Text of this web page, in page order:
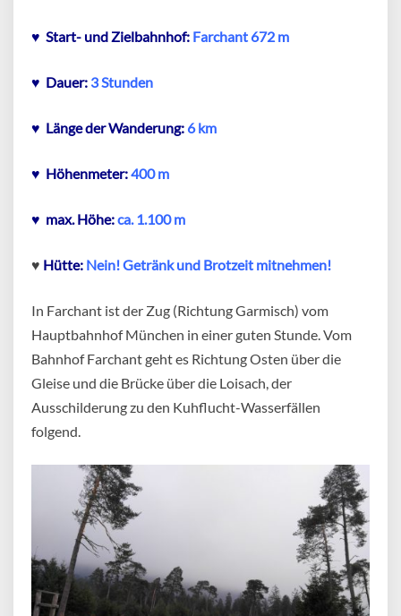
♥ Start- und Zielbahnhof: Farchant 672 m
♥ Dauer: 3 Stunden
♥ Länge der Wanderung: 6 km
♥ Höhenmeter:400 m
♥ max. Höhe:ca. 1.100 m
♥ Hütte: Nein! Getränk und Brotzeit mitnehmen!
In Farchant ist der Zug (Richtung Garmisch) vom
Hauptbahnhof München in einer guten Stunde. Vom
Bahnhof Farchant geht es Richtung Osten über die
Gleise und die Brücke über die Loisach, der
Ausschilderung zu den Kuhflucht-Wasserfällen
folgend.